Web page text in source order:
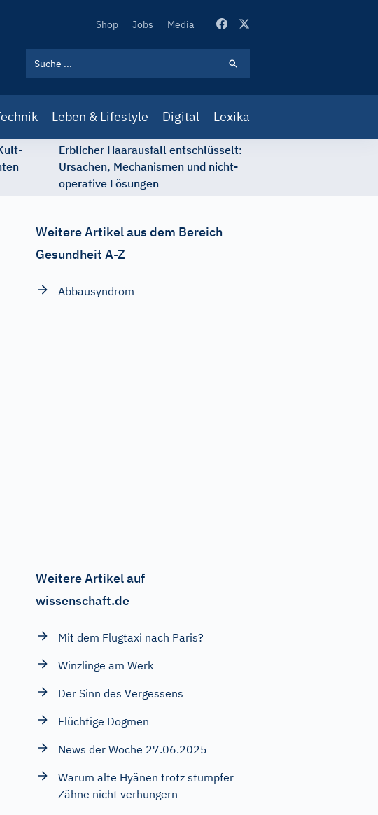
Secondary
Shop Jobs Media
Leben & Lifestyle Digital Lexika
Erblicher Haarausfall entschlüsselt:
Ursachen, Mechanismen und nicht-
operative Lösungen
Weitere Artikel aus dem Bereich
Gesundheit A-Z
Abbausyndrom
Weitere Artikel auf
wissenschaft.de
Mit dem Flugtaxi nach Paris?
Winzlinge am Werk
Der Sinn des Vergessens
Flüchtige Dogmen
News der Woche 27.06.2025
Warum alte Hyänen trotz stumpfer
Zähne nicht verhungern